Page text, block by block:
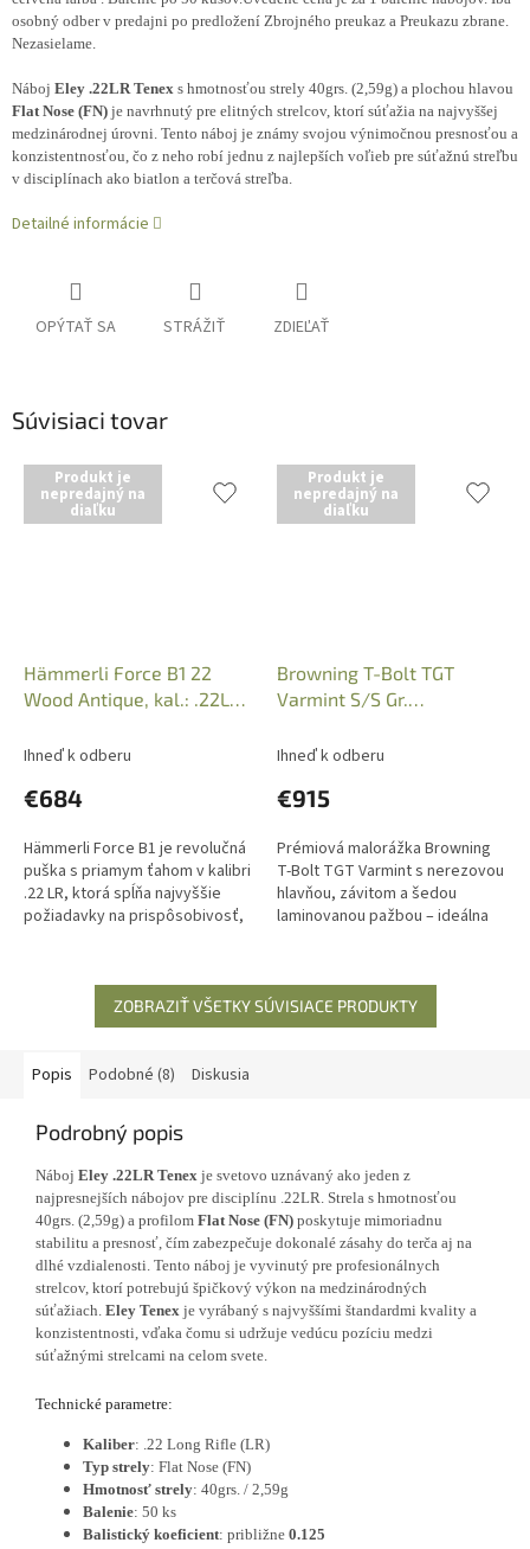
osobný odber v predajni po predložení Zbrojného preukaz a Preukazu zbrane.
Nezasielame.
Náboj Eley .22LR Tenex s hmotnosťou strely 40grs. (2,59g) a plochou hlavou
Flat Nose (FN) je navrhnutý pre elitných strelcov, ktorí súťažia na najvyššej
medzinárodnej úrovni. Tento náboj je známy svojou výnimočnou presnosťou a
konzistentnosťou, čo z neho robí jednu z najlepších voľieb pre súťažnú streľbu
v disciplínach ako biatlon a terčová streľba.
Detailné informácie
OPÝTAŤ SA STRÁŽIŤ ZDIEĽAŤ
Súvisiaci tovar
Produkt je
nepredajný na
diaľku
Hämmerli Force B1 22
Wood Antique, kal.: .22LR,
Ihneď k odberu
€684
Hämmerli Force B1 je revolučná
puška s priamym ťahom v kalibri
.22 LR, ktorá spĺňa najvyššie
požiadavky na prispôsobivosť,
Produkt je
nepredajný na
diaľku
Browning T-Bolt TGT
Varmint S/S Gr.
025224202
Ihneď k odberu
€915
Prémiová malorážka Browning
T-Bolt TGT Varmint s nerezovou
hlavňou, závitom a šedou
laminovanou pažbou – ideálna
osobný...
ZOBRAZIŤ VŠETKY SÚVISIACE PRODUKTY
Popis Podobné (8) Diskusia
Podrobný popis
Náboj Eley .22LR Tenex je svetovo uznávaný ako jeden z
najpresnejších nábojov pre disciplínu .22LR. Strela s hmotnosťou
40grs. (2,59g) a profilom Flat Nose (FN) poskytuje mimoriadnu
stabilitu a presnosť, čím zabezpečuje dokonalé zásahy do terča aj na
dlhé vzdialenosti. Tento náboj je vyvinutý pre profesionálnych
strelcov, ktorí potrebujú špičkový výkon na medzinárodných
súťažiach. Eley Tenex je vyrábaný s najvyššími štandardmi kvality a
konzistentnosti, vďaka čomu si udržuje vedúcu pozíciu medzi
súťažnými strelcami na celom svete.
Technické parametre:
Kaliber: .22 Long Rifle (LR)
Typ strely: Flat Nose (FN)
Hmotnosť strely: 40grs. / 2,59g
Balenie: 50 ks
Balistický koeficient: približne 0.125